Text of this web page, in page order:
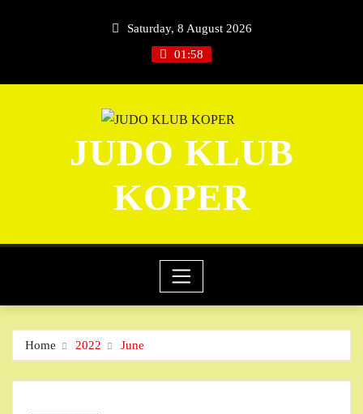
Saturday, 8 August 2026
01:58
JUDO KLUB
KOPER
Home 2022 June